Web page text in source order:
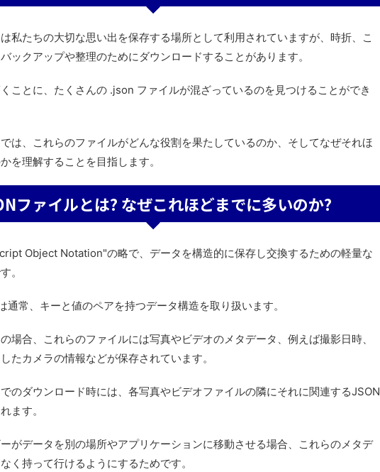
私たちの大切な思い出を保存する場所として利用されていますが、時折、こ
ックアップや整理のためにダウンロードすることがあります。
ことに、たくさんの .json ファイルが混ざっているのを見つけることができ
は、これらのファイルがどんな役割を果たしているのか、そしてなぜそれほ
を理解することを目指します。
ファイルとは? なぜこれほどまでに多いのか?
Object Notation"の略で、データを構造的に保存し交換するための軽量な
。
通常、キーと値のペアを持つデータ構造を取り扱います。
場合、これらのファイルには写真やビデオのメタデータ、例えば撮影日時、
たカメラの情報などが保存されています。
のダウンロード時には、各写真やビデオファイルの隣にそれに関連するJSON
ます。
がデータを別の場所やアプリケーションに移動させる場合、これらのメタデ
く持って行けるようにするためです。